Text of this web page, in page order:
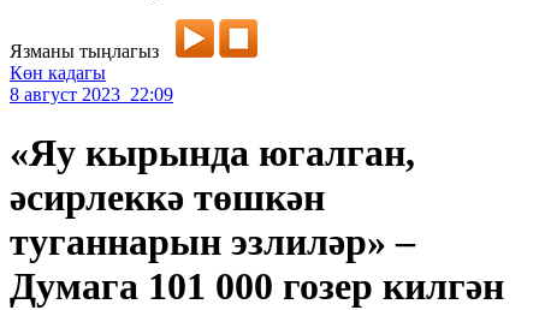
Язманы тыңлагыз
Көн кадагы
8 август 2023 22:09
«Яу кырында югалган,
әсирлеккә төшкән
туганнарын эзлиләр» –
Думага 101 000 гозер килгән